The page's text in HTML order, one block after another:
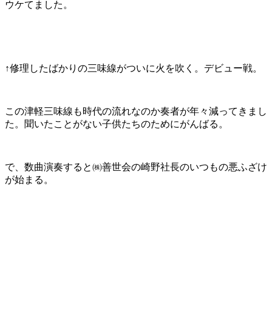
ウケてました。
↑修理したばかりの三味線がついに火を吹く。デビュー戦。
この津軽三味線も時代の流れなのか奏者が年々減ってきまし
た。聞いたことがない子供たちのためにがんばる。
で、数曲演奏すると㈱善世会の崎野社長のいつもの悪ふざけ
が始まる。